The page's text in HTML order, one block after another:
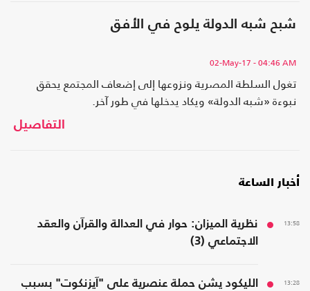
شبح شبه الدولة يلوح في الأفق
02-May-17 - 04:46 AM
تغول السلطة المصرية ونزوعها إلى إضعاف المجتمع يحقق
نبوءة «شبه الدولة» ويكاد يدخلها في طور آخر.
التفاصيل
أخبار الساعة
13:58
نظرية الميزان: حوار في العدالة والقرآن والعقد
الاجتماعي (3)
13:28
الليكود يشن حملة عنصرية على "آيزنكوت" بسبب